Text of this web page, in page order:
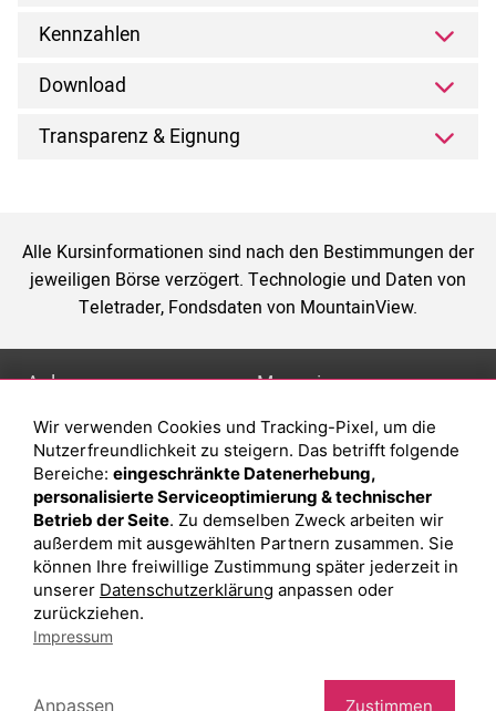
Kennzahlen
Download
Transparenz & Eignung
Alle Kursinformationen sind nach den Bestimmungen der
jeweiligen Börse verzögert. Technologie und Daten von
Teletrader, Fondsdaten von MountainView.
Anlage
Depot eröffnen
Depot vergleichen
Junior Depot
Top-Seller-Fonds
Top-Fonds
Fonds-Suche
Magazin
Was sind sind ETFs?
Sparplan Vorteile
Was ist ein Fonds?
Wir verwenden Cookies und Tracking-Pixel, um die
Nutzerfreundlichkeit zu steigern. Das betrifft folgende
Bereiche: eingeschränkte Datenerhebung,
personalisierte Serviceoptimierung & technischer
Betrieb der Seite. Zu demselben Zweck arbeiten wir
außerdem mit ausgewählten Partnern zusammen. Sie
können Ihre freiwillige Zustimmung später jederzeit in
unserer Datenschutzerklärung anpassen oder
zurückziehen.
Impressum
Anpassen Zustimmen